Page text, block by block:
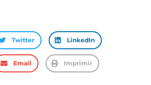
Twitter LinkedIn
Email Imprimir